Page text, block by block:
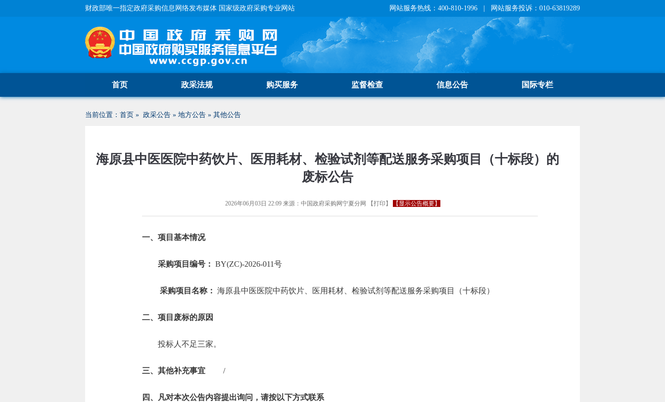
财政部唯一指定政府采购信息网络发布媒体 国家级政府采购专业网站 网站服务热线：400-810-1996 | 网站服务投诉：010-63819289
首页 政采法规 购买服务 监督检查 信息公告 国际专栏
当前位置： 首页 » 政采公告 » 地方公告 » 其他公告
海原县中医医院中药饮片、医用耗材、检验试剂等配送服务采购项目（十标段）的
废标公告
2026年06月03日 22:09来源： 中国政府采购网宁夏分网 【打印 】 【显示公告概要】
一、项目基本情况
采购项目编号： BY(ZC)-2026-011号
采购项目名称： 海原县中医医院中药饮片、医用耗材、检验试剂等配送服务采购项目（十标段）
二、项目废标的原因
投标人不足三家。
三、其他补充事宜 /
四、凡对本次公告内容提出询问，请按以下方式联系